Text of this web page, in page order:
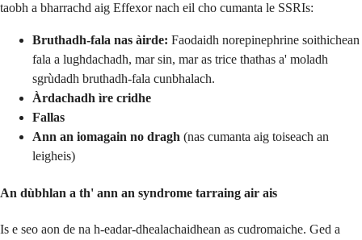
taobh a bharrachd aig Effexor nach eil cho cumanta le SSRIs:
Bruthadh-fala nas àirde: Faodaidh norepinephrine soithichean
fala a lughdachadh, mar sin, mar as trice thathas a' moladh
sgrùdadh bruthadh-fala cunbhalach.
Àrdachadh ìre cridhe
Fallas
Ann an iomagain no dragh (nas cumanta aig toiseach an
leigheis)
An dùbhlan a th' ann an syndrome tarraing air ais
Is e seo aon de na h-eadar-dhealachaidhean as cudromaiche. Ged a